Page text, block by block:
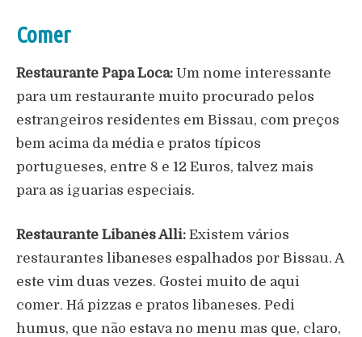
Comer
Restaurante Papa Loca: Um nome interessante
para um restaurante muito procurado pelos
estrangeiros residentes em Bissau, com preços
bem acima da média e pratos típicos
portugueses, entre 8 e 12 Euros, talvez mais
para as iguarias especiais.
Restaurante Libanês Alli: Existem vários
restaurantes libaneses espalhados por Bissau. A
este vim duas vezes. Gostei muito de aqui
comer. Há pizzas e pratos libaneses. Pedi
humus, que não estava no menu mas que, claro,